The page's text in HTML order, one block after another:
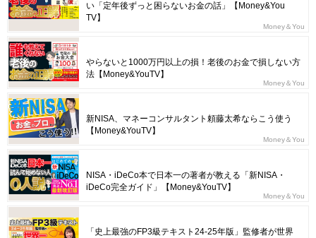
い「定年後ずっと困らないお金の話」【Money&You
TV】
Money＆You
やらないと1000万円以上の損！老後のお金で損しない方
法【Money&YouTV】
Money＆You
新NISA、マネーコンサルタント頼藤太希ならこう使う
【Money&YouTV】
Money＆You
NISA・iDeCo本で日本一の著者が教える「新NISA・
iDeCo完全ガイド」【Money&YouTV】
Money＆You
「史上最強のFP3級テキスト24-25年版」監修者が世界